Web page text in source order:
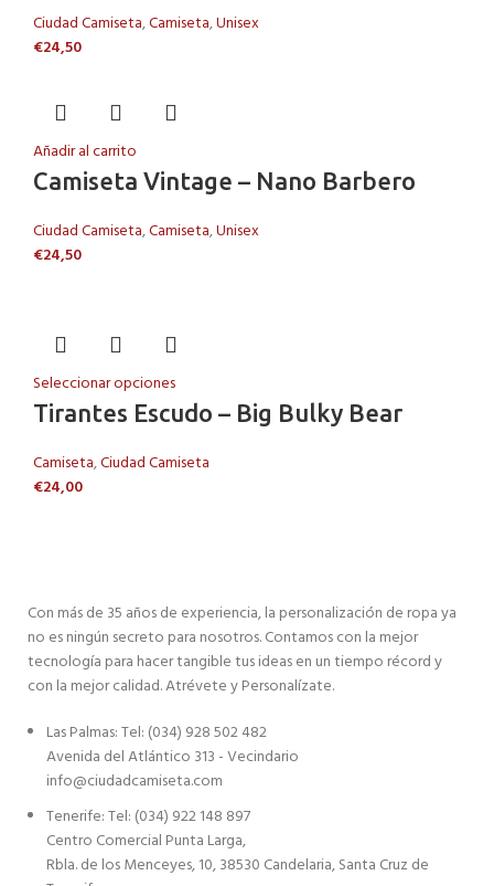
Ciudad Camiseta,Camiseta,Unisex
€24,50
Añadir al carrito
Camiseta Vintage – Nano Barbero
Ciudad Camiseta,Camiseta,Unisex
€24,50
Seleccionar opciones
Tirantes Escudo – Big Bulky Bear
Camiseta,Ciudad Camiseta
€24,00
Con más de 35 años de experiencia, la personalización de ropa ya
no es ningún secreto para nosotros. Contamos con la mejor
tecnología para hacer tangible tus ideas en un tiempo récord y
con la mejor calidad. Atrévete y Personalízate.
Las Palmas: Tel: (034) 928 502 482
Avenida del Atlántico 313 - Vecindario
info@ciudadcamiseta.com
Tenerife: Tel: (034) 922 148 897
Centro Comercial Punta Larga,
Rbla. de los Menceyes, 10, 38530 Candelaria, Santa Cruz de